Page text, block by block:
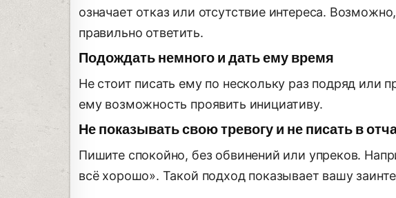
означает отказ или отсутствие интереса.
правильно ответить.
Подождать немного и дать ему время
Не стоит писать ему по нескольку раз подряд или
ему возможность проявить инициативу.
Не показывать свою тревогу и не писать в
Пишите спокойно, без обвинений или упреков.
всё хорошо». Такой подход показывает вашу